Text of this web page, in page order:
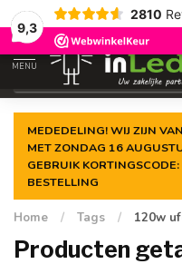
9,3
2810
Gegarandeerde de
MENU
MEDEDELING! WIJ ZIJN
MET ZONDAG 16
GEBRUIK
BESTELLING
Home / Tags / 120w
Producten